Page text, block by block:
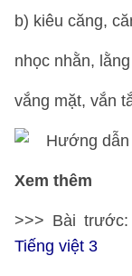
b) kiêu căng,
nhọc nhằn,
vắng mặt, vắn
Xem thêm
>>> Bài trước:
Tiếng việt 3